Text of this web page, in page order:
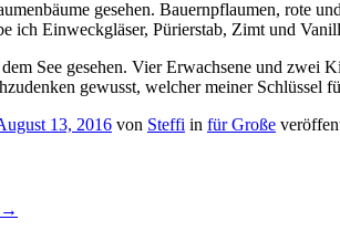
gesehen. Bauernpflaumen, rote
ich Einweckgläser, Pürierstab, Zimt und
See gesehen. Vier Erwachsene und
gewusst, welcher meiner
13, 2016 von Steffi in für Große
→